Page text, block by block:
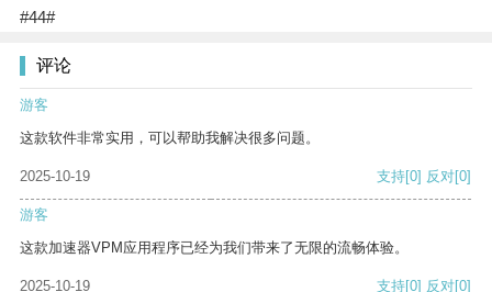
#44#
评论
游客
这款软件非常实用，可以帮助我解决很多问题。
2025-10-19 支持[0] 反对[0]
游客
这款加速器VPM应用程序已经为我们带来了无限的流畅体验。
2025-10-19 支持[0] 反对[0]